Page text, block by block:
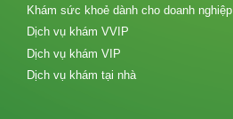
Khám sức khoẻ dành cho doanh nghiệp
Dịch vụ khám VVIP
Dịch vụ khám VIP
Dịch vụ khám tại nhà